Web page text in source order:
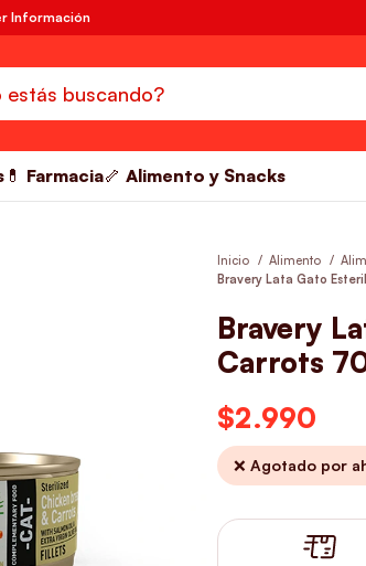
Información
💊 Farmacia🦴 Alimento y Snacks
Inicio Alimento
Bravery Lata Gato
Bravery
Carrots
$2.990
❌ Agotado por